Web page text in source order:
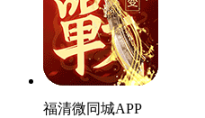
福清微同城APP